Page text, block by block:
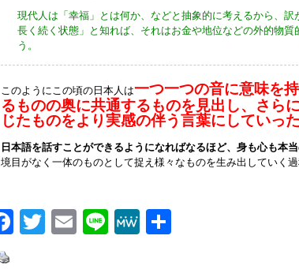
現代人は「幸福」とは何か、などと抽象的に考えるから、
長く続く状態」と知れば、それはお金や地位などの外的物
う。
このようにこの頃の日本人は一つ一つの音に意味を
るものの奥に共通するものを見出し、さら
じたものをより実感の伴う言葉にしていっ
日本語を話すことができるようになればなるほど、身も心も本
境目がなく一体のものとして捉え様々なものを生み出していく
Facebook
Twitter
EmailLineMeWe